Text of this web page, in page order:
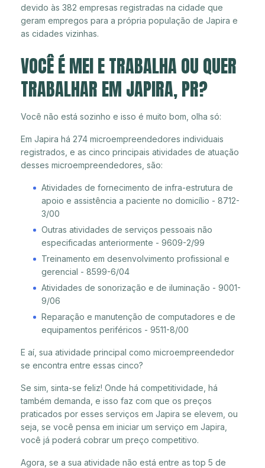
devido às 382 empresas registradas na cidade que
geram empregos para a própria população de Japira e
as cidades vizinhas.
VOCÊ É MEI E TRABALHA OU QUER
TRABALHAR EM JAPIRA, PR?
Você não está sozinho e isso é muito bom, olha só:
Em Japira há 274 microempreendedores individuais
registrados, e as cinco principais atividades de atuação
desses microempreendedores, são:
Atividades de fornecimento de infra-estrutura de
apoio e assistência a paciente no domicílio - 8712-
3/00
Outras atividades de serviços pessoais não
especificadas anteriormente - 9609-2/99
Treinamento em desenvolvimento profissional e
gerencial - 8599-6/04
Atividades de sonorização e de iluminação - 9001-
9/06
Reparação e manutenção de computadores e de
equipamentos periféricos - 9511-8/00
E aí, sua atividade principal como microempreendedor
se encontra entre essas cinco?
Se sim, sinta-se feliz! Onde há competitividade, há
também demanda, e isso faz com que os preços
praticados por esses serviços em Japira se elevem, ou
seja, se você pensa em iniciar um serviço em Japira,
você já poderá cobrar um preço competitivo.
Agora, se a sua atividade não está entre as top 5 de